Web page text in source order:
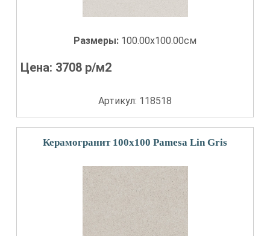
Размеры: 100.00x100.00см
Цена: 3708 р/м2
Артикул: 118518
Керамогранит 100x100 Pamesa Lin Gris